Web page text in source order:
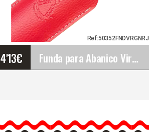
4'13€ Funda para Abanico Virgen del Rocío - 26 cm
Ref:50352FNDVRGNRJ
Funda para abanico de la